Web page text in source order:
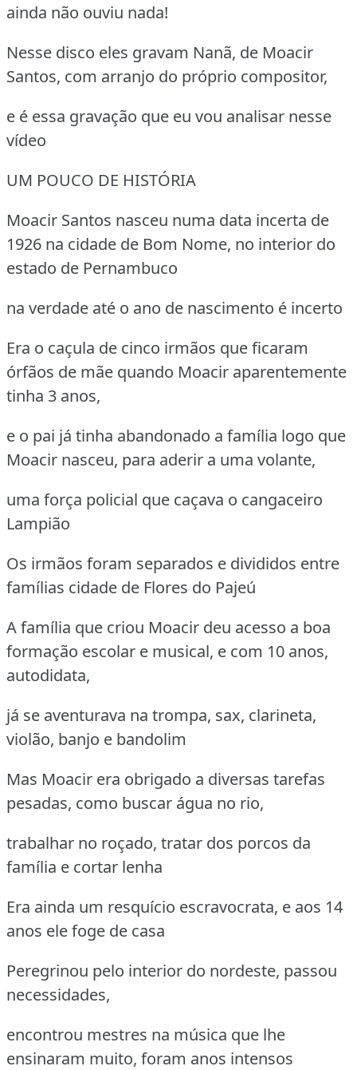
ainda não ouviu nada!
Nesse disco eles gravam Nanã, de Moacir
Santos, com arranjo do próprio compositor,
e é essa gravação que eu vou analisar nesse
vídeo
UM POUCO DE HISTÓRIA
Moacir Santos nasceu numa data incerta de
1926 na cidade de Bom Nome, no interior do
estado de Pernambuco
na verdade até o ano de nascimento é incerto
Era o caçula de cinco irmãos que ficaram
órfãos de mãe quando Moacir aparentemente
tinha 3 anos,
e o pai já tinha abandonado a família logo que
Moacir nasceu, para aderir a uma volante,
uma força policial que caçava o cangaceiro
Lampião
Os irmãos foram separados e divididos entre
famílias cidade de Flores do Pajeú
A família que criou Moacir deu acesso a boa
formação escolar e musical, e com 10 anos,
autodidata,
já se aventurava na trompa, sax, clarineta,
violão, banjo e bandolim
Mas Moacir era obrigado a diversas tarefas
pesadas, como buscar água no rio,
trabalhar no roçado, tratar dos porcos da
família e cortar lenha
Era ainda um resquício escravocrata, e aos 14
anos ele foge de casa
Peregrinou pelo interior do nordeste, passou
necessidades,
encontrou mestres na música que lhe
ensinaram muito, foram anos intensos